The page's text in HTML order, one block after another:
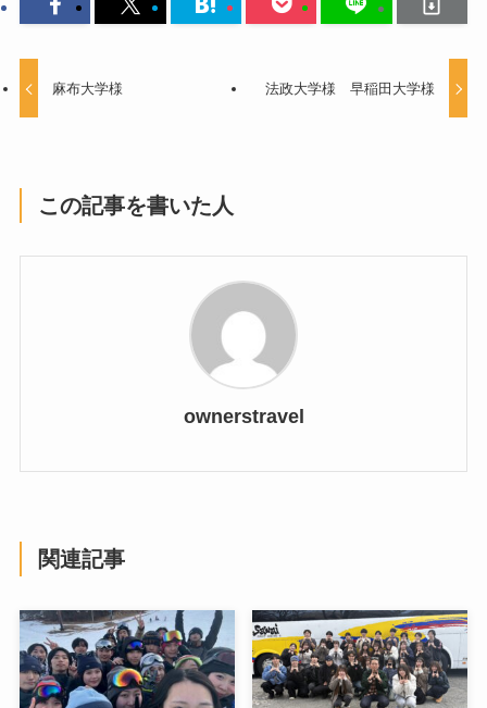
麻布大学様 法政大学様 早稲田大学様
この記事を書いた人
ownerstravel
関連記事